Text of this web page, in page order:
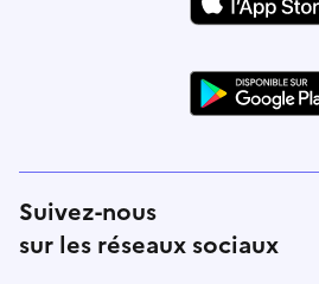
Suivez-nous
sur les réseaux sociaux